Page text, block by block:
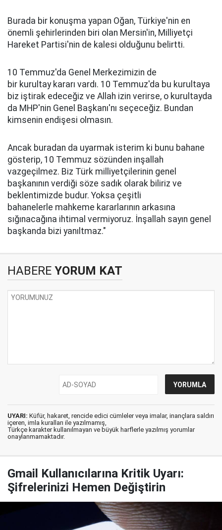
Burada bir konuşma yapan Oğan, Türkiye'nin en
önemli şehirlerinden biri olan Mersin'in, Milliyetçi
Hareket Partisi'nin de kalesi olduğunu belirtti.
10 Temmuz'da Genel Merkezimizin de
bir kurultay kararı vardı. 10 Temmuz'da bu kurultaya
biz iştirak edeceğiz ve Allah izin verirse, o kurultayda
da MHP'nin Genel Başkanı'nı seçeceğiz. Bundan
kimsenin endişesi olmasın.
Ancak buradan da uyarmak isterim ki bunu bahane
gösterip, 10 Temmuz sözünden inşallah
vazgeçilmez. Biz Türk milliyetçilerinin genel
başkanının verdiği söze sadık olarak biliriz ve
beklentimizde budur. Yoksa çeşitli
bahanelerle mahkeme kararlarının arkasına
sığınacağına ihtimal vermiyoruz. İnşallah sayın genel
başkanda bizi yanıltmaz."
HABERE YORUM KAT
UYARI: Küfür, hakaret, rencide edici cümleler veya imalar, inançlara saldırı
içeren, imla kuralları ile yazılmamış,
Türkçe karakter kullanılmayan ve büyük harflerle yazılmış yorumlar
onaylanmamaktadır.
Gmail Kullanıcılarına Kritik Uyarı:
Şifrelerinizi Hemen Değiştirin